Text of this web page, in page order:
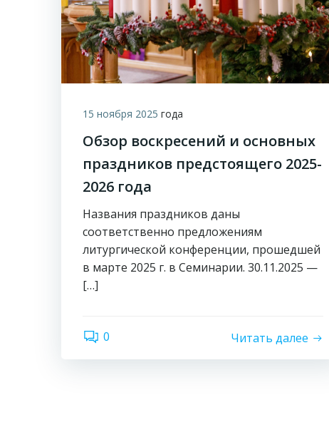
15 ноября 2025 года
Обзор воскресений и основных
праздников предстоящего 2025-
2026 года
Названия праздников даны
соответственно предложениям
литургической конференции, прошедшей
в марте 2025 г. в Семинарии. 30.11.2025 —
[…]
0 Читать далее